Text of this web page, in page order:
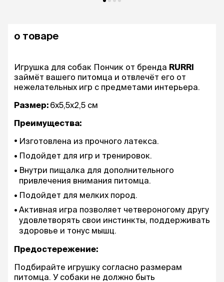
о товаре
Игрушка для собак Пончик от бренда RURRI
займёт вашего питомца и отвлечёт его от
нежелательных игр с предметами интерьера.
Размер: 6х5,5х2,5 см
Преимущества:
Изготовлена из прочного латекса.
Подойдет для игр и тренировок.
Внутри пищалка для дополнительного
привлечения внимания питомца.
Подойдет для мелких пород.
Активная игра позволяет четвероногому другу
удовлетворять свои инстинкты, поддерживать
здоровье и тонус мышц.
Предостережение:
Подбирайте игрушку согласно размерам
питомца. У собаки не должно быть